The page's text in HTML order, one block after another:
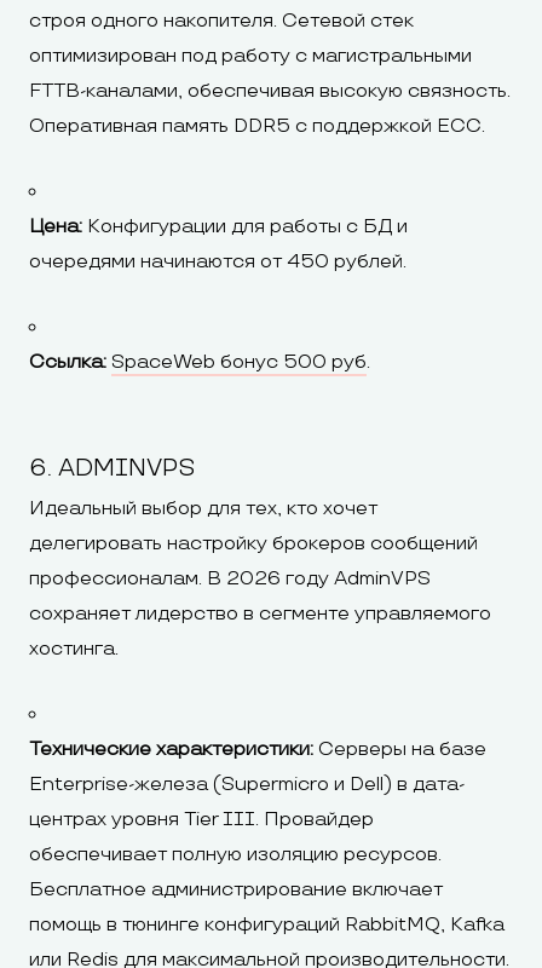
строя одного накопителя. Сетевой стек
оптимизирован под работу с магистральными
FTTB-каналами, обеспечивая высокую связность.
Оперативная память DDR5 с поддержкой ECC.
Цена: Конфигурации для работы с БД и
очередями начинаются от 450 рублей.
Ссылка: SpaceWeb бонус 500 руб.
6. ADMINVPS
Идеальный выбор для тех, кто хочет
делегировать настройку брокеров сообщений
профессионалам. В 2026 году AdminVPS
сохраняет лидерство в сегменте управляемого
хостинга.
Технические характеристики: Серверы на базе
Enterprise-железа (Supermicro и Dell) в дата-
центрах уровня Tier III. Провайдер
обеспечивает полную изоляцию ресурсов.
Бесплатное администрирование включает
помощь в тюнинге конфигураций RabbitMQ, Kafka
или Redis для максимальной производительности.